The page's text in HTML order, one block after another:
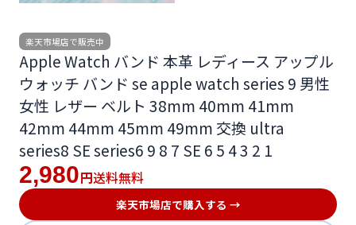
楽天市場店で販売中
Apple Watch バンド 本革 レディース アップル
ウォッチ バンド se apple watch series 9 男性
女性 レザー ベルト 38mm 40mm 41mm
42mm 44mm 45mm 49mm 交換 ultra
series8 SE series6 9 8 7 SE 6 5 4 3 2 1
2,980 円送料無料
楽天市場店で購入する →